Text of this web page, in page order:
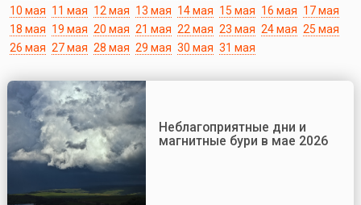
10 мая 11 мая 12 мая 13 мая 14 мая 15 мая 16 мая 17 мая
18 мая 19 мая 20 мая 21 мая 22 мая 23 мая 24 мая 25 мая
26 мая 27 мая 28 мая 29 мая 30 мая 31 мая
Неблагоприятные дни и
магнитные бури в мае 2026